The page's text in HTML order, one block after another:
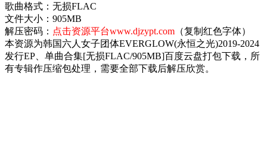
歌曲格式：无损FLAC
文件大小：905MB
解压密码： 点击资源平台www.djzypt.com （复制红色字体）
本资源为韩国六人女子团体EVERGLOW(永恒之光)2019-2024
发行EP、单曲合集[无损FLAC/905MB]百度云盘打包下载，所
有专辑作压缩包处理，需要全部下载后解压欣赏。